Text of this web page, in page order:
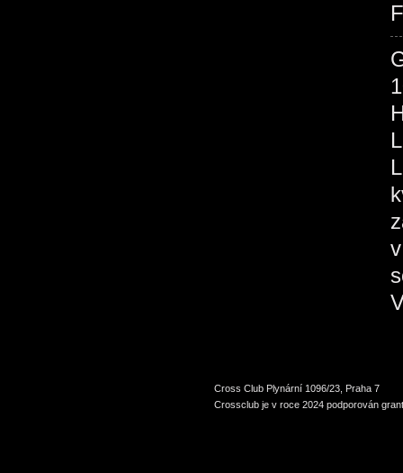
Cross Club Plynární 1096/23, Praha 7
Crossclub je v roce 2024 podporován